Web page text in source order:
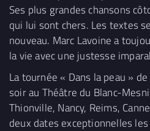
Ses plus grandes chansons
qui lui sont chers. Les textes
nouveau. Marc Lavoine a
la vie avec une justesse
La tournée « Dans la peau »
soir au Théâtre du Blanc-
Thionville, Nancy, Reims,
deux dates exceptionnelles